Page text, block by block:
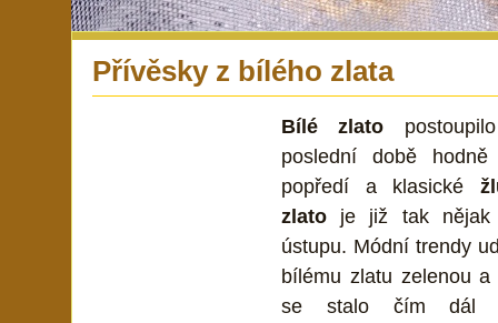
Přívěsky z bílého zlata
Bílé zlato
poslední době
popředí a klasické
zlato je již tak nějak
ústupu. Módní trendy
bílému zlatu zelenou a
se stalo čím dál